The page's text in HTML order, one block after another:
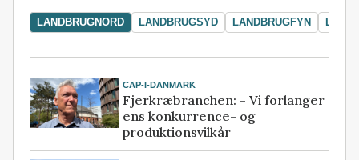
LANDBRUGNORD LANDBRUGSYD LANDBRUGFYN
CAP-I-DANMARK
Fjerkræbranchen: - Vi forlanger
ens konkurrence- og
produktionsvilkår